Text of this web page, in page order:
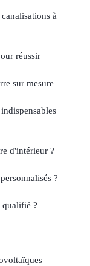
à
réussir
sur mesure
d'intérieur ?
?
qualifié ?